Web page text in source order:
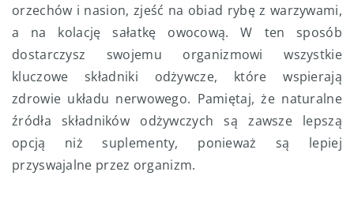
orzechów i nasion, zjeść na obiad rybę z warzywami,
a na kolację sałatkę owocową. W ten sposób
dostarczysz swojemu organizmowi wszystkie
kluczowe składniki odżywcze, które wspierają
zdrowie układu nerwowego. Pamiętaj, że naturalne
źródła składników odżywczych są zawsze lepszą
opcją niż suplementy, ponieważ są lepiej
przyswajalne przez organizm.